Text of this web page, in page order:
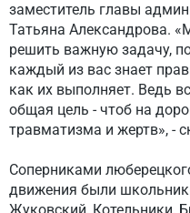
заместитель главы
Татьяна Александрова.
решить важную задачу,
каждый из вас знает
как их выполняет. Ведь
общая цель - чтоб на
травматизма и жертв», -
Соперниками
движения были